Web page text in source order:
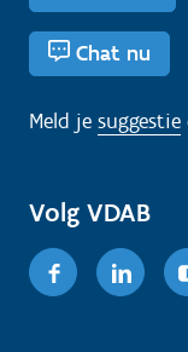
Chat nu
Meld je suggestie
Volg VDAB